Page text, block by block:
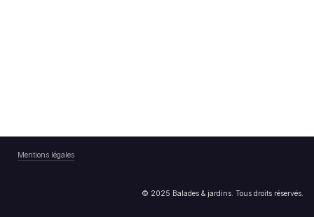
Mentions légales
© 2025 Balades & jardins. Tous droits réservés.